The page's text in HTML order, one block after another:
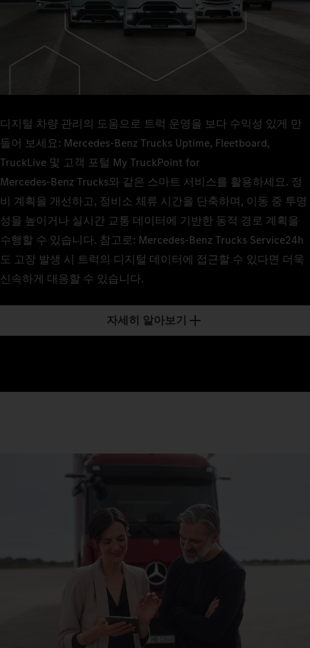
디지털 차량 관리의 도움으로 트럭 운영을 보다 수익성 있게 만
들어 보세요: Mercedes-Benz Trucks Uptime, Fleetboard,
TruckLive 및 고객 포털 My TruckPoint for
Mercedes‑Benz Trucks와 같은 스마트 서비스를 활용하세요. 정
비 계획을 개선하고, 정비소 체류 시간을 단축하며, 이동 중 투명
성을 높이거나 실시간 교통 데이터에 기반한 동적 경로 계획을
수행할 수 있습니다. 참고로: Mercedes-Benz Trucks Service24h
도 고장 발생 시 트럭의 디지털 데이터에 접근할 수 있다면 더욱
신속하게 대응할 수 있습니다.
자세히 알아보기